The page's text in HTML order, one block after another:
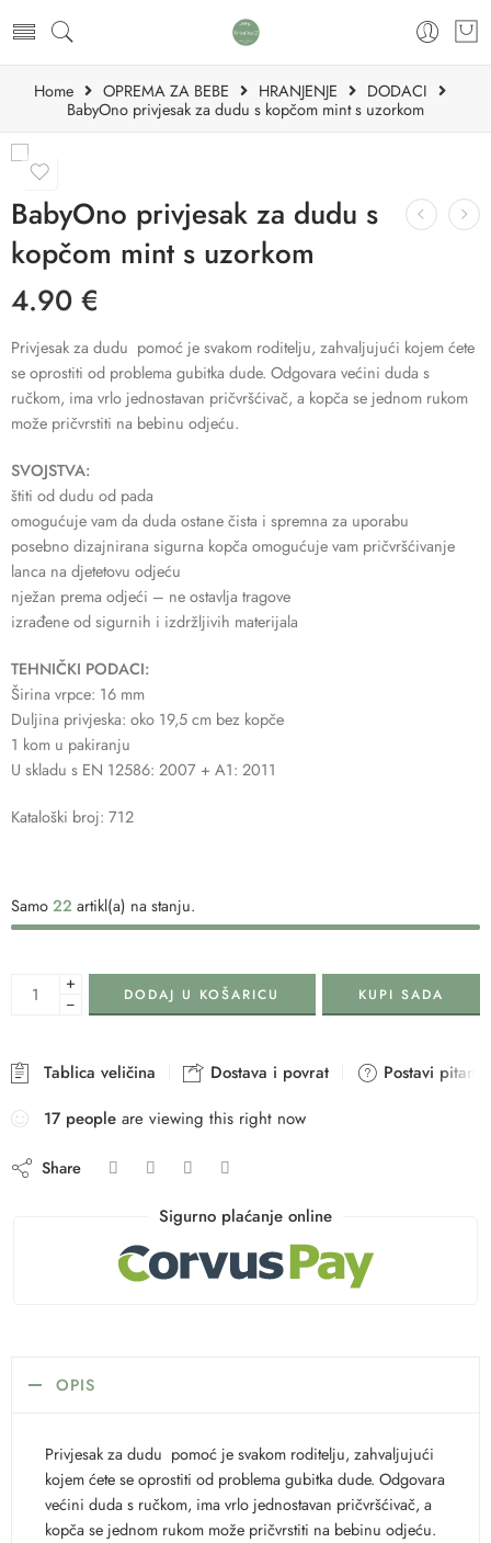
Home OPREMA ZA BEBE HRANJENJE
DODACI
BabyOno privjesak za dudu s kopčom mint s uzorkom
BabyOno privjesak za dudu s
kopčom mint s uzorkom
4.90 €
Privjesak za dudu pomoć je svakom roditelju, zahvaljujući kojem ćete
se oprostiti od problema gubitka dude. Odgovara većini duda s
ručkom, ima vrlo jednostavan pričvršćivač, a kopča se jednom rukom
može pričvrstiti na bebinu odjeću.
SVOJSTVA:
štiti od dudu od pada
omogućuje vam da duda ostane čista i spremna za uporabu
posebno dizajnirana sigurna kopča omogućuje vam pričvršćivanje
lanca na djetetovu odjeću
nježan prema odjeći – ne ostavlja tragove
izrađene od sigurnih i izdržljivih materijala
TEHNIČKI PODACI:
Širina vrpce: 16 mm
Duljina privjeska: oko 19,5 cm bez kopče
1 kom u pakiranju
U skladu s EN 12586: 2007 + A1: 2011
Kataloški broj: 712
Samo22 artikl(a) na stanju.
+
−
DODAJ U KOŠARICU KUPI SADA
Tablica veličina Dostava i povrat
Postavi pitanje
17 people are viewing this right now
Share
Sigurno plaćanje online
OPIS
Privjesak za dudu pomoć je svakom roditelju, zahvaljujući
kojem ćete se oprostiti od problema gubitka dude. Odgovara
većini duda s ručkom, ima vrlo jednostavan pričvršćivač, a
kopča se jednom rukom može pričvrstiti na bebinu odjeću.